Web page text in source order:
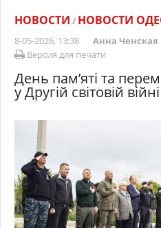
НОВОСТИ / НОВОСТИ
8-05-2026, 13:38 Анна Ченская
Версия для печати
День пам’яті та
у Другій світовій війні